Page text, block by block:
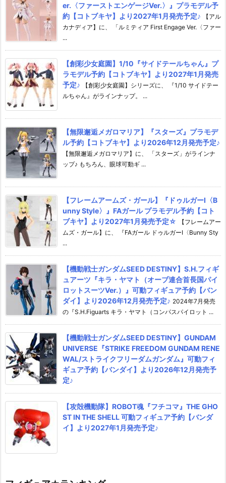
er.〈ファーストエンゲージVer.〉』プラモデル予
約【コトブキヤ】より2027年1月発売予定♪
【アル
カナディア】に、 「ルミティア First Engage Ver.〈ファー
...
【創彩少女庭園】1/10『サイドテールちゃん』プ
ラモデル予約【コトブキヤ】より2027年1月発売
予定♪
【創彩少女庭園】シリーズに、 『1/10 サイドテー
ルちゃん』がラインナップ。 ...
【無限邂逅メガロマリア】『スターズ』プラモデ
ル予約【コトブキヤ】より2026年12月発売予定♪
【無限邂逅メガロマリア】に、 「スターズ」がラインナ
ップ♪ もちろん、眼球可動ギ ...
【フレームアームズ・ガール】『ドゥルガーI〈B
unny Style〉』FAガール プラモデル予約【コト
ブキヤ】より2027年1月発売予定☆
【フレームアー
ムズ・ガール】に、 『FAガール ドゥルガーI〈Bunny Sty
...
【機動戦士ガンダムSEED DESTINY】S.H.フィギ
ュアーツ『キラ・ヤマト（オーブ連合首長国パイ
ロットスーツVer.）』可動フィギュア予約【バン
ダイ】より2026年12月発売予定♪ 2024年7月発売
の『S.H.Figuarts キラ・ヤマト（コンパスパイロット ...
【機動戦士ガンダムSEED DESTINY】GUNDAM
UNIVERSE『STRIKE FREEDOM GUNDAM RENE
WAL/ストライクフリーダムガンダム』可動フィ
ギュア予約【バンダイ】より2026年12月発売予
定♪
【攻殻機動隊】ROBOT魂『フチコマ』THE GHO
ST IN THE SHELL 可動フィギュア予約【バンダ
イ】より2027年1月発売予定♪